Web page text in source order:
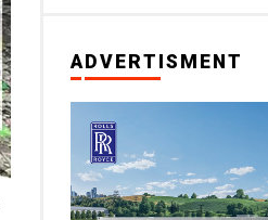
ADVERTISMENT